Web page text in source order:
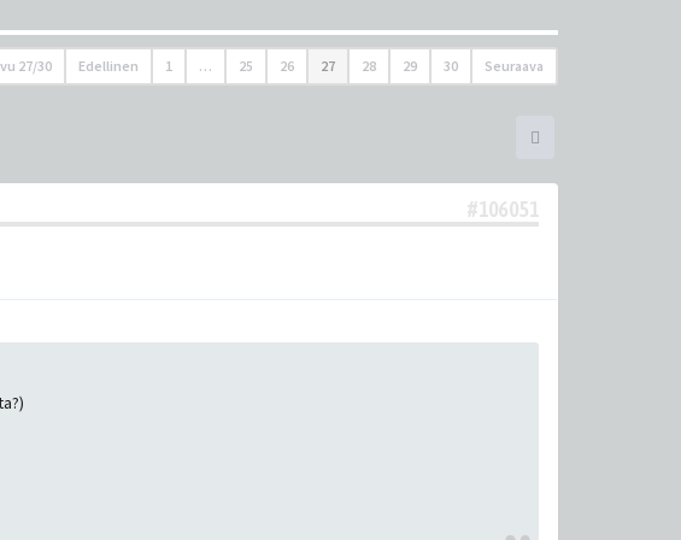
27/30 Edellinen 1 … 25 26 27 28 29 30 Seuraava
#106051